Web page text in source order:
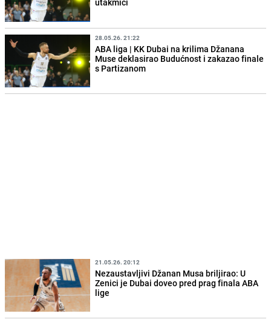
utakmici
28.05.26. 21:22
ABA liga | KK Dubai na krilima Džanana
Muse deklasirao Budućnost i zakazao finale
s Partizanom
21.05.26. 20:12
Nezaustavljivi Džanan Musa briljirao: U
Zenici je Dubai doveo pred prag finala ABA
lige